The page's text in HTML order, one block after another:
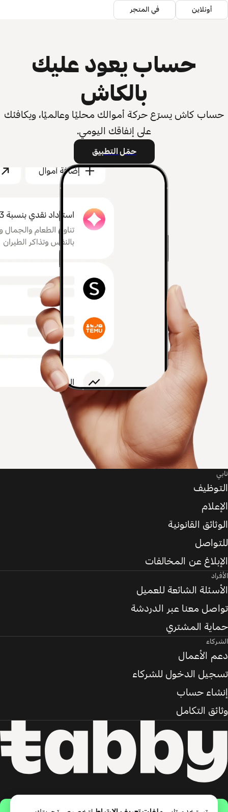
أونلاين في المتجر
حساب يعود عليك
بالكاش
حساب كاش يسرّع حركة أموالك محليًا وعالميًا، ويكافئك
على إنفاقك اليومي.
حمّل التطبيق
تابي
التوظيف
الإعلام
الوثائق القانونية
للتواصل
الإبلاغ عن المخالفات
الأفراد
الأسئلة الشائعة للعميل
تواصل معنا عبر الدردشة
حماية المشتري
الشركاء
دعم الأعمال
تسجيل الدخول للشركاء
إنشاء حساب
وثائق التكامل